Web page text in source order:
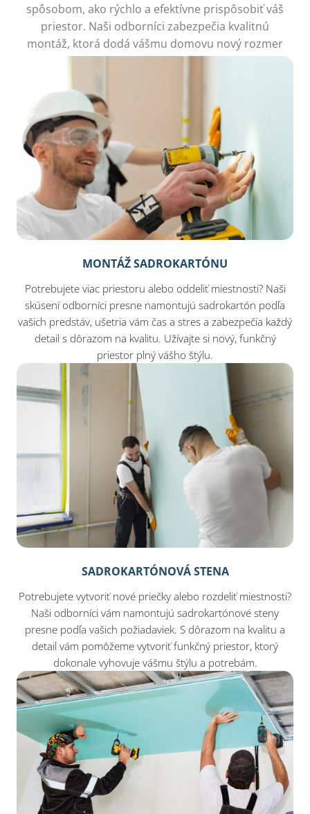
spôsobom, ako rýchlo a efektívne prispôsobiť váš
priestor. Naši odborníci zabezpečia kvalitnú
montáž, ktorá dodá vášmu domovu nový rozmer
bez zbytočného neporiadku.
MONTÁŽ SADROKARTÓNU
Potrebujete viac priestoru alebo oddeliť miestnosti? Naši
skúsení odborníci presne namontujú sadrokartón podľa
vašich predstáv, ušetria vám čas a stres a zabezpečia každý
detail s dôrazom na kvalitu. Užívajte si nový, funkčný
priestor plný vášho štýlu.
SADROKARTÓNOVÁ STENA
Potrebujete vytvoriť nové priečky alebo rozdeliť miestnosti?
Naši odborníci vám namontujú sadrokartónové steny
presne podľa vašich požiadaviek. S dôrazom na kvalitu a
detail vám pomôžeme vytvoriť funkčný priestor, ktorý
dokonale vyhovuje vášmu štýlu a potrebám.